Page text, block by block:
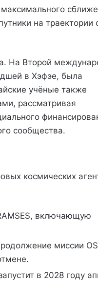
на траектории
На Второй
в Хэфэе, была
учёные также
рассматривая
сообщества.
космических
включающую
миссии
в 2028 году